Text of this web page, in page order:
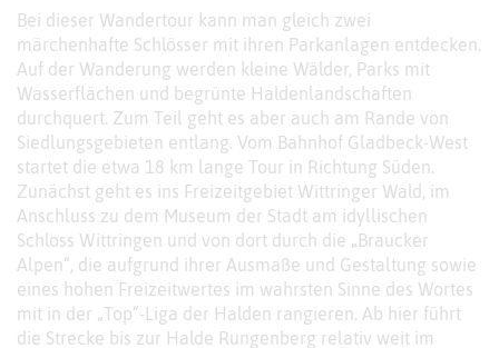
Bei dieser Wandertour kann man gleich zwei
märchenhafte Schlösser mit ihren Parkanlagen entdecken.
Auf der Wanderung werden kleine Wälder, Parks mit
Wasserflächen und begrünte Haldenlandschaften
durchquert. Zum Teil geht es aber auch am Rande von
Siedlungsgebieten entlang. Vom Bahnhof Gladbeck-West
startet die etwa 18 km lange Tour in Richtung Süden.
Zunächst geht es ins Freizeitgebiet Wittringer Wald, im
Anschluss zu dem Museum der Stadt am idyllischen
Schloss Wittringen und von dort durch die „Braucker
Alpen“, die aufgrund ihrer Ausmaße und Gestaltung sowie
eines hohen Freizeitwertes im wahrsten Sinne des Wortes
mit in der „Top“-Liga der Halden rangieren. Ab hier führt
die Strecke bis zur Halde Rungenberg relativ weit im